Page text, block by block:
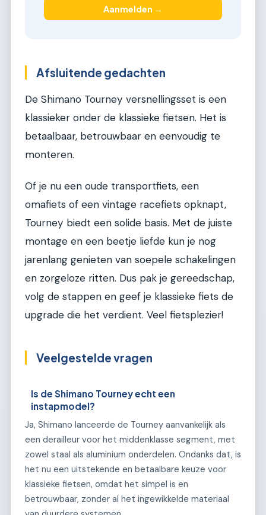
Aanmelden →
Afsluitende gedachten
De Shimano Tourney versnellingsset is een
klassieker onder de klassieke fietsen. Het is
betaalbaar, betrouwbaar en eenvoudig te
monteren.
Of je nu een oude transportfiets, een
omafiets of een vintage racefiets opknapt,
Tourney biedt een solide basis. Met de juiste
montage en een beetje liefde kun je nog
jarenlang genieten van soepele schakelingen
en zorgeloze ritten. Dus pak je gereedschap,
volg de stappen en geef je klassieke fiets de
upgrade die het verdient. Veel fietsplezier!
Veelgestelde vragen
Is de Shimano Tourney echt een
instapmodel?
Ja, Shimano lanceerde de Tourney aanvankelijk als
een derailleur voor het middenklasse segment, met
zowel staal als aluminium onderdelen. Ondanks dat, is
het nu een uitstekende en betaalbare keuze voor
klassieke fietsen, omdat het simpel is en
betrouwbaar, zonder al het ingewikkelde materiaal